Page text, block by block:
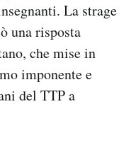
La strage
una risposta
che mise in
imponente e
del TTP a